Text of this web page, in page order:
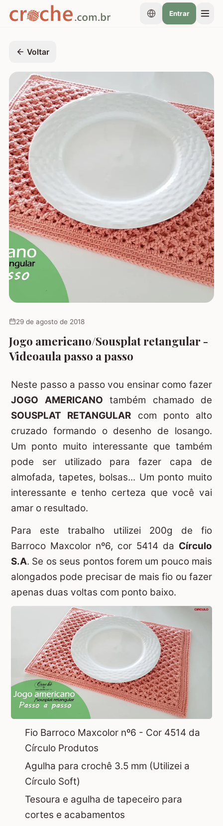
Entrar
Voltar
29 de agosto de 2018
Jogo americano/Sousplat retangular -
Videoaula passo a passo
Neste passo a passo vou ensinar como fazer
JOGO AMERICANO também chamado de
SOUSPLAT RETANGULAR com ponto alto
cruzado formando o desenho de losango.
Um ponto muito interessante que também
pode ser utilizado para fazer capa de
almofada, tapetes, bolsas... Um ponto muito
interessante e tenho certeza que você vai
amar o resultado.
Para este trabalho utilizei 200g de fio
Barroco Maxcolor nº6, cor 5414 da Círculo
S.A. Se os seus pontos forem um pouco mais
alongados pode precisar de mais fio ou fazer
apenas duas voltas com ponto baixo.
Fio Barroco Maxcolor nº6 - Cor 4514 da
Círculo Produtos
Agulha para crochê 3.5 mm (Utilizei a
Círculo Soft)
Tesoura e agulha de tapeceiro para
cortes e acabamentos